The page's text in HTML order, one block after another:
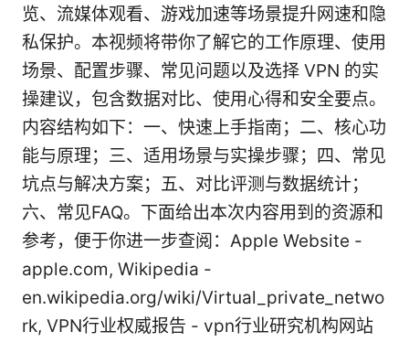
览、流媒体观看、游戏加速等场景提升网速和隐
私保护。本视频将带你了解它的工作原理、使用
场景、配置步骤、常见问题以及选择 VPN 的实
操建议，包含数据对比、使用心得和安全要点。
内容结构如下：一、快速上手指南；二、核心功
能与原理；三、适用场景与实操步骤；四、常见
坑点与解决方案；五、对比评测与数据统计；
六、常见FAQ。下面给出本次内容用到的资源和
参考，便于你进一步查阅：Apple Website -
apple.com, Wikipedia -
en.wikipedia.org/wiki/Virtual_private_netwo
rk, VPN行业权威报告 - vpn行业研究机构网站